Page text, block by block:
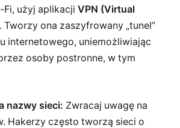
użyj aplikacji VPN (Virtual
. Tworzy ona zaszyfrowany „tunel”
internetowego, uniemożliwiając
osoby postronne, w tym
nazwy sieci: Zwracaj uwagę na
Hakerzy często tworzą sieci o